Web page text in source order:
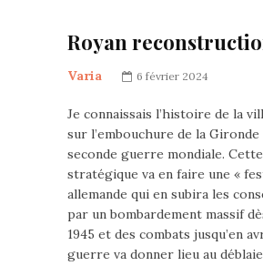
Royan
Varia 6 février 2024
Je connaissais l’histoire de la
sur l’embouchure de la
seconde guerre mondiale.
stratégique va en faire une «
allemande qui en subira les
par un bombardement massif
1945 et des combats jusqu’en
guerre va donner lieu au